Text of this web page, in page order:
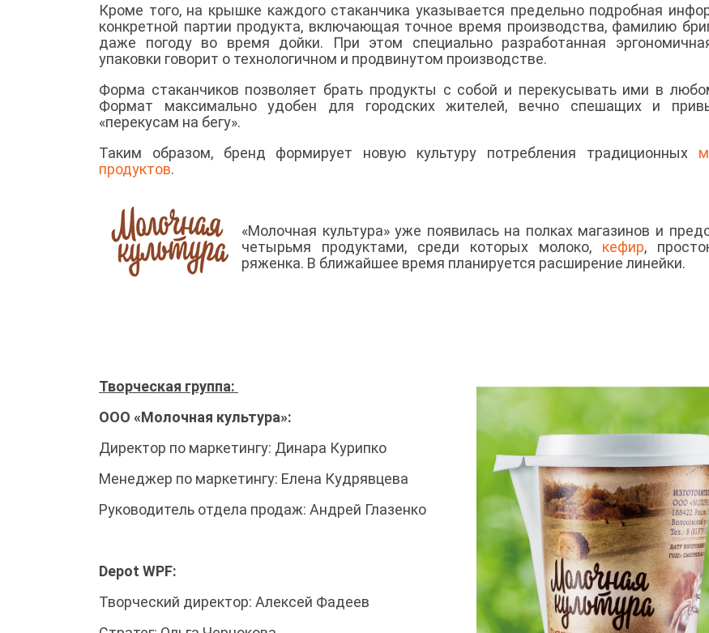
Кроме того, на крышке каждого стаканчика указывается предельно подробная
конкретной партии продукта, включающая точное время производства, фамилию
даже погоду во время дойки. При этом специально разработанная
упаковки говорит о технологичном и продвинутом производстве.
Форма стаканчиков позволяет брать продукты с собой и перекусывать ими в
Формат максимально удобен для городских жителей, вечно спешащих и
«перекусам на бегу».
Таким образом, бренд формирует новую культуру потребления традиционных
продуктов.
«Молочная культура» уже появилась на полках магазинов и
четырьмя продуктами, среди которых молоко, кефир,
ряженка. В ближайшее время планируется расширение линейки.
Творческая группа:
ООО «Молочная культура»:
Директор по маркетингу: Динара Курипко
Менеджер по маркетингу: Елена Кудрявцева
Руководитель отдела продаж: Андрей Глазенко
Depot WPF:
Творческий директор: Алексей Фадеев